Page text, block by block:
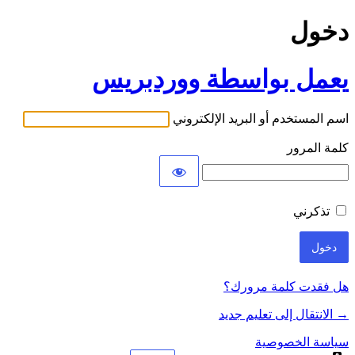
دخول
يعمل بواسطة ووردبريس
اسم المستخدم أو البريد الإلكتروني
كلمة المرور
تذكرني
هل فقدت كلمة مرورك؟
→ الانتقال إلى تعليم جديد
سياسة الخصوصية